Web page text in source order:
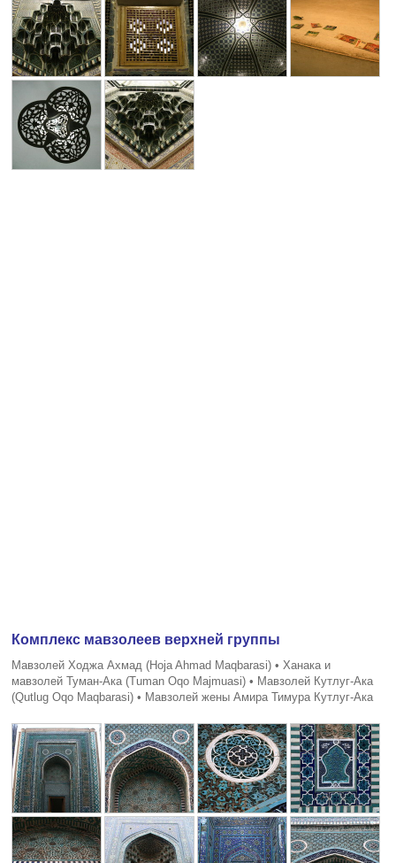
Комплекс мавзолеев верхней группы
Мавзолей Ходжа Ахмад (Hoja Ahmad Maqbarasi) • Ханака и
мавзолей Туман-Ака (Tuman Oqo Majmuasi) • Мавзолей Кутлуг-Ака
(Qutlug Oqo Maqbarasi) • Мавзолей жены Амира Тимура Кутлуг-Ака